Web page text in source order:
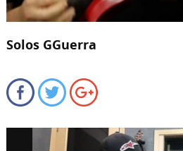
Solos GGuerra